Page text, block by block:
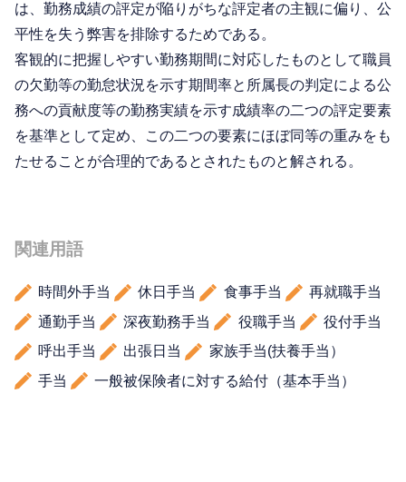
は、勤務成績の評定が陥りがちな評定者の主観に偏り、公
平性を失う弊害を排除するためである。
客観的に把握しやすい勤務期間に対応したものとして職員
の欠勤等の勤怠状況を示す期間率と所属長の判定による公
務への貢献度等の勤務実績を示す成績率の二つの評定要素
を基準として定め、この二つの要素にほぼ同等の重みをも
たせることが合理的であるとされたものと解される。
関連用語
時間外手当 休日手当 食事手当
再就職手当
通勤手当
深夜勤務手当 役職手当
役付手当
呼出手当
出張日当
家族手当(扶養手当）
手当
一般被保険者に対する給付（基本手当）